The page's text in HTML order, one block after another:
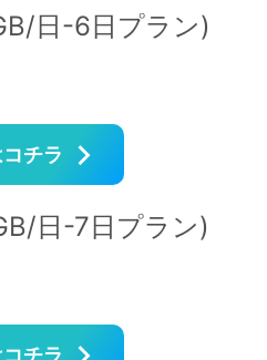
日-6日プラン)
チラ
日-7日プラン)
チラ